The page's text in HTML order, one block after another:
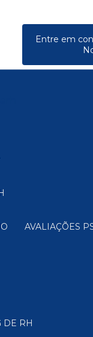
Entre em
AVALIAÇÕES
DE RH